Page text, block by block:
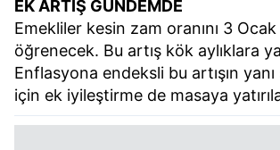
EK ARTIŞ GÜNDEMDE
Emekliler kesin zam oranını 3
öğrenecek. Bu artış kök aylıklara
Enflasyona endeksli bu artışın yanı
için ek iyileştirme de masaya